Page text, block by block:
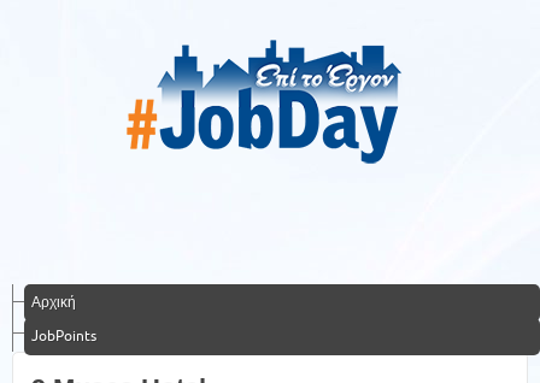
Αρχική
JobPoints